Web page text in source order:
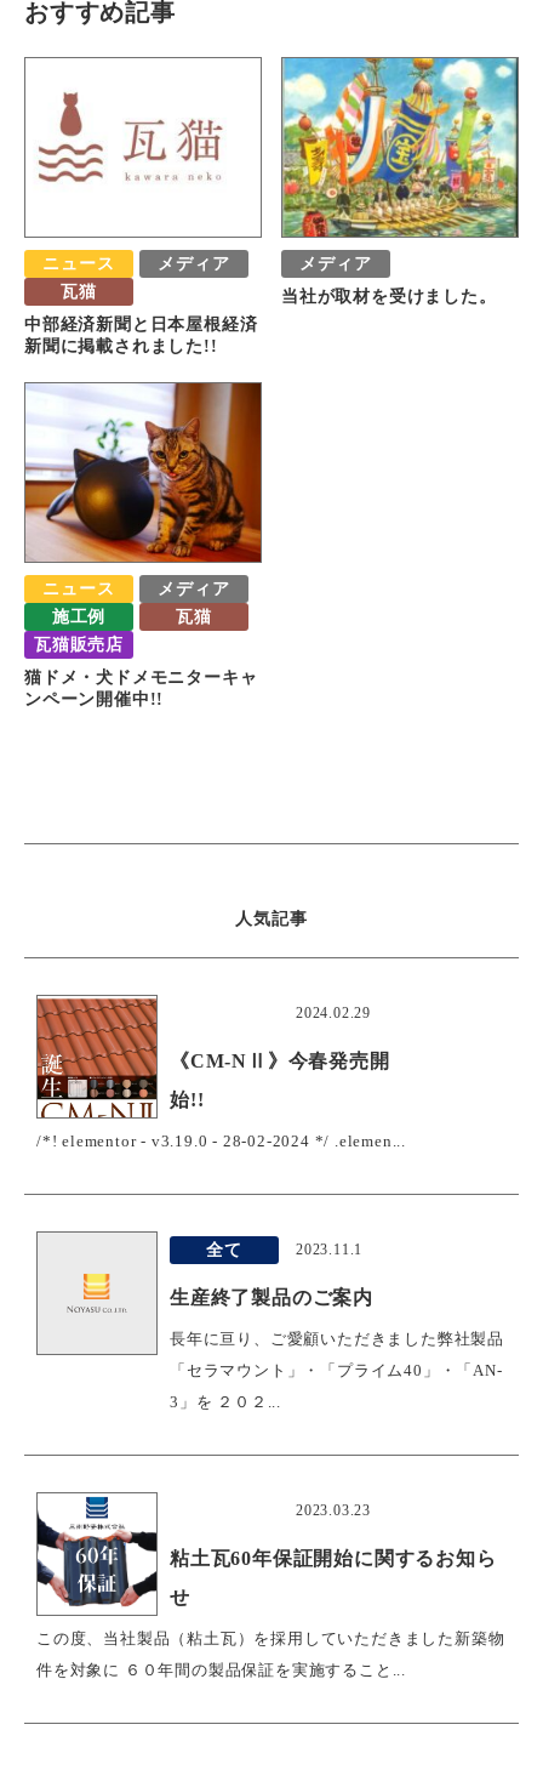
おすすめ記事
ニュース
メディア
瓦猫
中部経済新聞と日本屋根経済
新聞に掲載されました!!
メディア
当社が取材を受けました。
ニュース
メディア
施工例
瓦猫
瓦猫販売店
猫ドメ・犬ドメモニターキャ
ンペーン開催中!!
人気記事
2024.02.29
《CM-NⅡ》今春発売開
始!!
/*! elementor - v3.19.0 - 28-02-2024 */ .elemen...
全て 2023.11.1
生産終了製品のご案内
長年に亘り、ご愛顧いただきました弊社製品
「セラマウント」・「プライム40」・「AN-
3」を ２０２...
2023.03.23
粘土瓦60年保証開始に関するお知ら
せ
この度、当社製品（粘土瓦）を採用していただきました新築物
件を対象に ６０年間の製品保証を実施すること...